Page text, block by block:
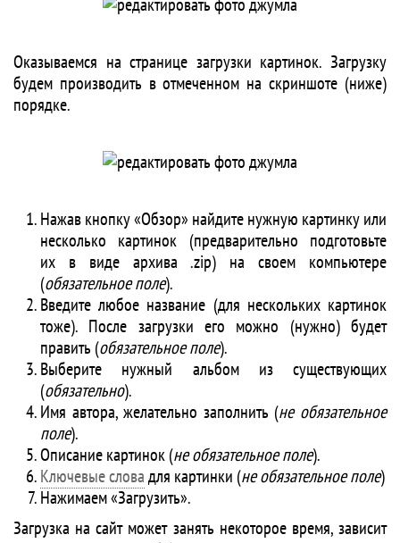
Оказываемся на странице загрузки картинок. Загрузку
будем производить в отмеченном на скриншоте (ниже)
порядке.
Нажав кнопку «Обзор» найдите нужную картинку или
несколько картинок (предварительно подготовьте
их в виде архива .zip) на своем компьютере
(обязательное поле).
Введите любое название (для нескольких картинок
тоже). После загрузки его можно (нужно) будет
править (обязательное поле).
Выберите нужный альбом из существующих
(обязательно).
Имя автора, желательно заполнить (не обязательное
поле).
Описание картинок (не обязательное поле).
Ключевые словадля картинки (не обязательное поле)
Нажимаем «Загрузить».
Загрузка на сайт может занять некоторое время, зависит